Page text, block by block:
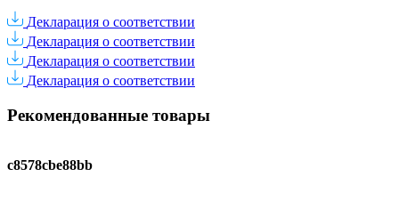
Декларация о соответствии
Декларация о соответствии
Декларация о соответствии
Декларация о соответствии
Рекомендованные товары
c8578cbe88bb